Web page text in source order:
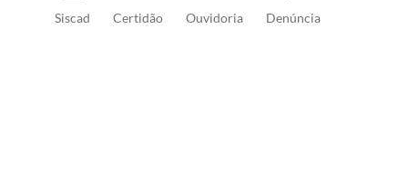
Siscad Certidão Ouvidoria Denúncia